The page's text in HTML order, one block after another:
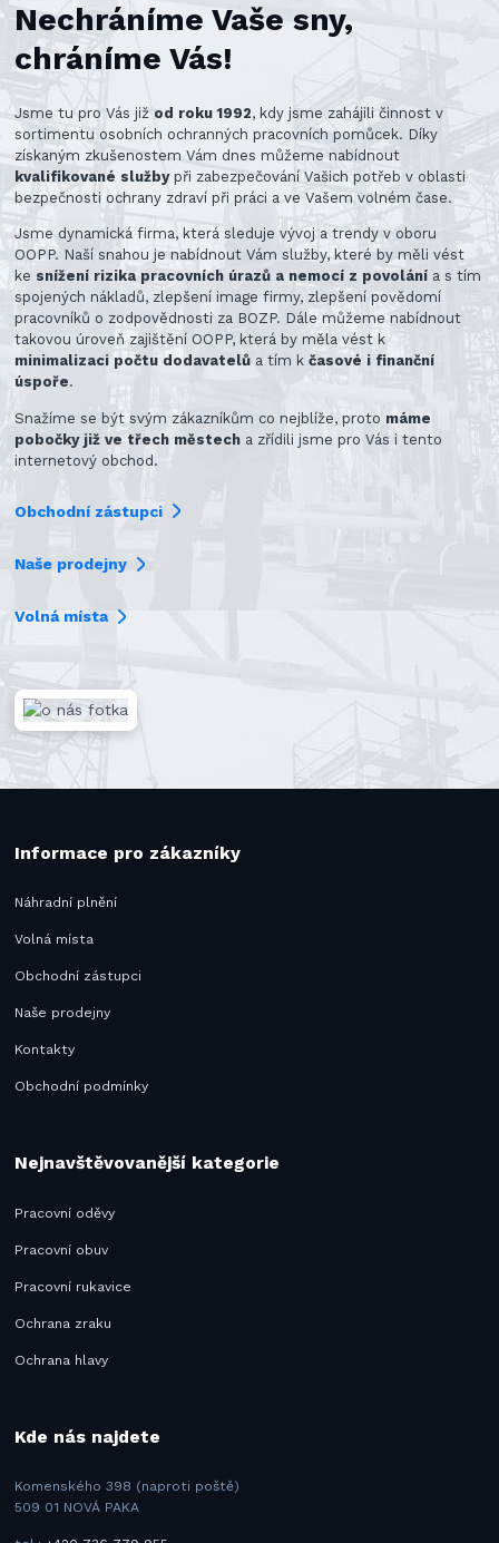
Nechráníme Vaše sny,
chráníme Vás!
Jsme tu pro Vás již od roku 1992, kdy jsme zahájili činnost v
sortimentu osobních ochranných pracovních pomůcek. Díky
získaným zkušenostem Vám dnes můžeme nabídnout
kvalifikované službypři zabezpečování Vašich potřeb v oblasti
bezpečnosti ochrany zdraví při práci a ve Vašem volném čase.
Jsme dynamická firma, která sleduje vývoj a trendy v oboru
OOPP. Naší snahou je nabídnout Vám služby, které by měli vést
ke snížení rizika pracovních úrazů a nemocí z povolání a s tím
spojených nákladů, zlepšení image firmy, zlepšení povědomí
pracovníků o zodpovědnosti za BOZP. Dále můžeme nabídnout
takovou úroveň zajištění OOPP, která by měla vést k
minimalizaci počtu dodavatelů a tím kčasové i finanční
úspoře.
Snažíme se být svým zákazníkům co nejblíže, proto máme
pobočky již ve třech městech a zřídili jsme pro Vás i tento
internetový obchod.
Obchodní zástupci
Naše prodejny
Volná místa
Informace pro zákazníky
Náhradní plnění
Volná místa
Obchodní zástupci
Naše prodejny
Kontakty
Obchodní podmínky
Nejnavštěvovanější kategorie
Pracovní oděvy
Pracovní obuv
Pracovní rukavice
Ochrana zraku
Ochrana hlavy
Kde nás najdete
Komenského 398 (naproti poště)
509 01 NOVÁ PAKA